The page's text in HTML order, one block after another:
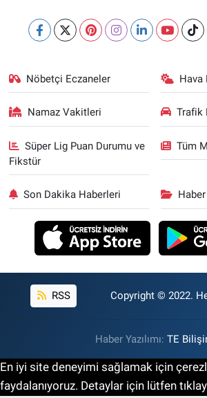
Nöbetçi Eczaneler Hava
Namaz Vakitleri Trafik
Süper Lig Puan Durumu ve
Fikstür
Tüm
Son Dakika Haberleri
RSS Copyright © 2022.
Haber Yazılımı: TE
En iyi site deneyimi sağlamak için
faydalanıyoruz. Detaylar için lütfen